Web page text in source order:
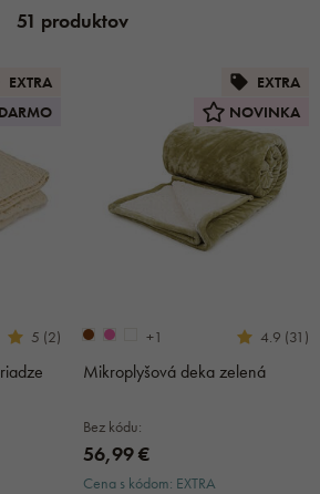
51 produktov
EXTRA
5 (2)
EXTRA
NOVINKA
+1 4.9 (31)
Mikroplyšová deka zelená
Bez kódu:
56,99 €
Cena s kódom: EXTRA